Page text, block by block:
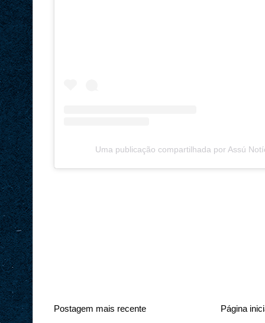
Uma publicação compartilhada por Assú
Postagem mais recente Página